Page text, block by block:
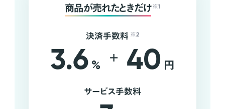
商品が売れたときだけ ※1
決済手数料 ※2
3.6 % + 40 円
サービス手数料